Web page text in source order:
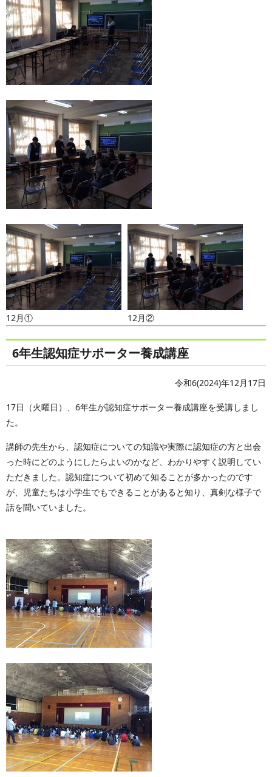
12月① 12月②
6年生認知症サポーター養成講座
令和6(2024)年12月17日
17日（火曜日）、6年生が認知症サポーター養成講座を受講しまし
た。
講師の先生から、認知症についての知識や実際に認知症の方と出会
った時にどのようにしたらよいのかなど、わかりやすく説明してい
ただきました。認知症について初めて知ることが多かったのです
が、児童たちは小学生でもできることがあると知り、真剣な様子で
話を聞いていました。